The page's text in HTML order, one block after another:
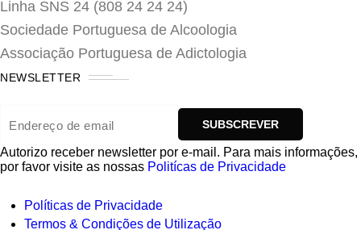
Linha SNS 24 (808 24 24 24)
Sociedade Portuguesa de Alcoologia
Associação Portuguesa de Adictologia
NEWSLETTER
Autorizo ​​receber newsletter por e-mail. Para mais informações,
por favor visite as nossas Politícas de Privacidade
Políticas de Privacidade
Termos & Condições de Utilização